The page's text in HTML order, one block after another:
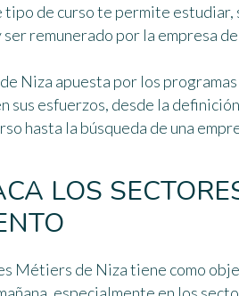
de curso te permite estudiar,
ser remunerado por la empresa
de Niza apuesta por los
sus esfuerzos, desde la
hasta la búsqueda de una
LOS
Métiers de Niza tiene como